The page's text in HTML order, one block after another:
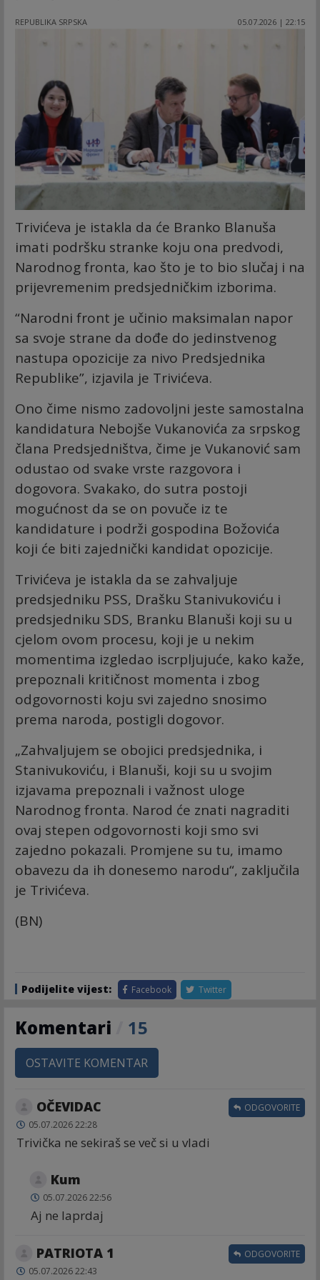
REPUBLIKA SRPSKA 05.07.2026 | 22:15
Trivićeva je istakla da će Branko Blanuša
imati podršku stranke koju ona predvodi,
Narodnog fronta, kao što je to bio slučaj i na
prijevremenim predsjedničkim izborima.
“Narodni front je učinio maksimalan napor
sa svoje strane da dođe do jedinstvenog
nastupa opozicije za nivo Predsjednika
Republike”, izjavila je Trivićeva.
Ono čime nismo zadovoljni jeste samostalna
kandidatura Nebojše Vukanovića za srpskog
člana Predsjedništva, čime je Vukanović sam
odustao od svake vrste razgovora i
dogovora. Svakako, do sutra postoji
mogućnost da se on povuče iz te
kandidature i podrži gospodina Božovića
koji će biti zajednički kandidat opozicije.
Trivićeva je istakla da se zahvaljuje
predsjedniku PSS, Drašku Stanivukoviću i
predsjedniku SDS, Branku Blanuši koji su u
cjelom ovom procesu, koji je u nekim
momentima izgledao iscrpljujuće, kako kaže,
prepoznali kritičnost momenta i zbog
odgovornosti koju svi zajedno snosimo
prema naroda, postigli dogovor.
„Zahvaljujem se obojici predsjednika, i
Stanivukoviću, i Blanuši, koji su u svojim
izjavama prepoznali i važnost uloge
Narodnog fronta. Narod će znati nagraditi
ovaj stepen odgovornosti koji smo svi
zajedno pokazali. Promjene su tu, imamo
obavezu da ih donesemo narodu“, zaključila
je Trivićeva.
(BN)
Podijelite vijest: Facebook Twitter
Komentari 15
OSTAVITE KOMENTAR
OČEVIDAC
05.07.2026 22:28
Trivička ne sekiraš se več si u vladi
ODGOVORITE
Kum
05.07.2026 22:56
Aj ne laprdaj
PATRIOTA 1
05.07.2026 22:43
ODGOVORITE